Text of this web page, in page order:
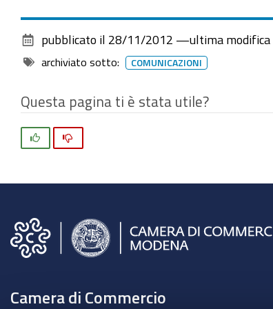
pubblicato il 28/11/2012 —ultima modifica
archiviato sotto: COMUNICAZIONI
Questa pagina ti è stata utile?
Camera di Commercio